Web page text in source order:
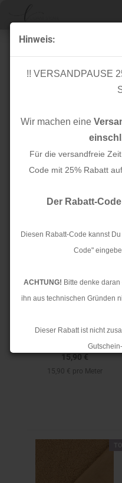
Hinweis:
!! VERSANDPAUSE
Wir machen eine
Für die versandfreie
Code mit 25% Rabatt
Der Rabatt-
Diesen Rabatt-Code kannst
Code"
ACHTUNG! Bitte denke
ihn aus technischen Gründen
Dieser Rabatt ist nicht
Doubleface
24 pro Seite
Double Sided - Teddy
15,90 €
15,90 € pro Meter